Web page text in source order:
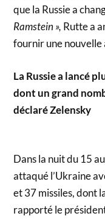
que la Russie a
Ramstein », Rutte a
fournir une nouvelle
La Russie a lancé
dont un grand
déclaré Zelensky
Dans la nuit du 15
attaqué l’Ukraine
et 37 missiles, dont
rapporté le